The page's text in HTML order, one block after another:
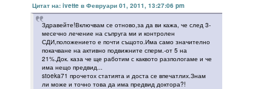
Цитат на: ivette в Февруари 01, 2011, 13:27:06 pm
Здравейте!Включвам се отново,за да ви кажа, че след 3-
месечно лечение на съпруга ми и контролен
СДИ,положението е почти същото.Има само значително
покачване на активно подвижните сперм.-от 5 на
21%.Док. каза че ще работим с каквото разпологаме и че
има нещо предвид...
stoeka71 прочетох статията и доста се впечатлих.Знам
ли може и точно това да има предвид доктора?!